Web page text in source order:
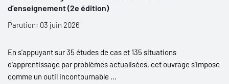
d’enseignement (2e édition)
Parution: 03 juin 2026
En s’appuyant sur 35 études de cas et 135 situations
d’apprentissage par problèmes actualisées, cet ouvrage s’impose
comme un outil incontournable ...